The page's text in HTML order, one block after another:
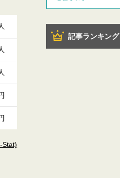
Stat)
記事ランキング